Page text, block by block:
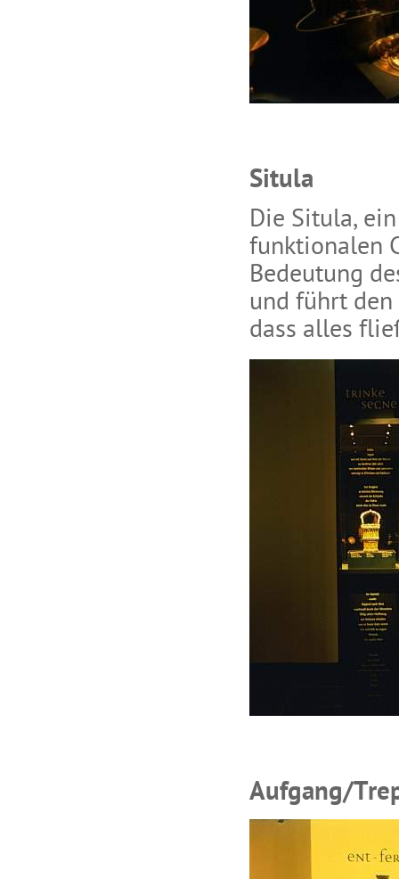
Situla
Die Situla,
funktionalen
Bedeutung
und führt
dass alles
Aufgang/